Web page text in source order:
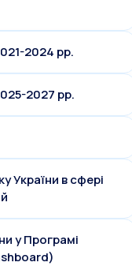
2024 рр.
2027 рр.
України в сфері
у Програмі